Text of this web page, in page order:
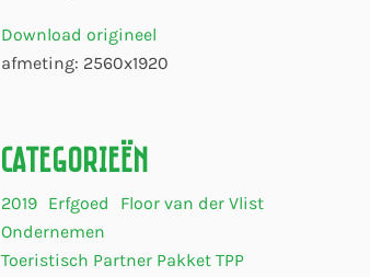
Download origineel
afmeting: 2560x1920
Categorieën
2019 Erfgoed
Floor van der Vlist
Ondernemen
Toeristisch Partner Pakket TPP